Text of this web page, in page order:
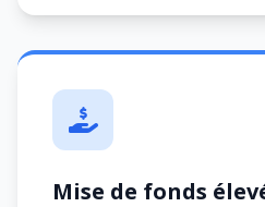
Mise de fonds